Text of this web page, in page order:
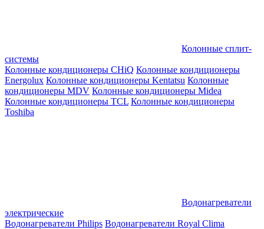
Колонные сплит-
системы
Колонные кондиционеры CHiQ Колонные кондиционеры
Energolux Колонные кондиционеры Kentatsu Колонные
кондиционеры MDV Колонные кондиционеры Midea
Колонные кондиционеры TCL Колонные кондиционеры
Toshiba
Водонагреватели
электрические
Водонагреватели Philips Водонагреватели Royal Clima